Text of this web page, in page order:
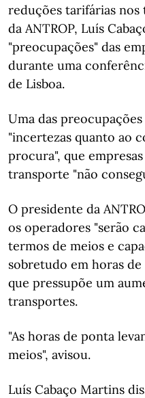
reduções tarifárias
da ANTROP, Luís
"preocupações" das
durante uma
de Lisboa.
Uma das
"incertezas quanto ao
procura", que
transporte "não
O presidente da
os operadores "serão
termos de meios e
sobretudo em horas de
que pressupõe um
transportes.
"As horas de ponta
meios", avisou.
Luís Cabaço Martins